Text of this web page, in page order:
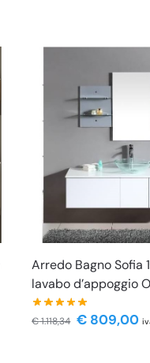
Arredo Bagno Sofia
lavabo d’appoggio
€1.118,34 € 809,00